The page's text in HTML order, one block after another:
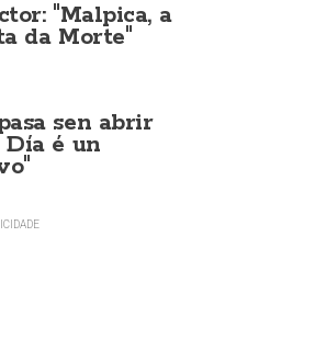
"Malpica, a
da Morte"
sen abrir
Día é un